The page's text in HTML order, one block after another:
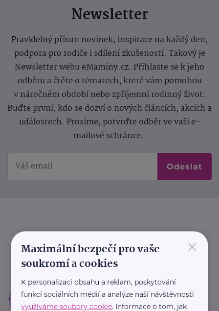
Newsletter
Pravidelný přísun novinek, inspirace na každý den,
podpora pro rodiče i sdílení zkušeností. Takový je
Newsletter webu eMaminy.cz. Přihlaste se k jeho
odběru a čtěte o tématech, které vám pomohou
v náročném období nebo zpříjemní rodinný život.
Buďte první, kdo se dozví o nových článcích, akcích a
událostech. Prosíme, potvrďte odběr ve vaší e-
mailové schránce.
Odeslat
×
Maximální bezpečí pro vaše
soukromí a cookies
K personalizaci obsahu a reklam, poskytování
funkcí sociálních médií a analýze naší návštěvnosti
využíváme soubory cookie. Informace o tom, jak